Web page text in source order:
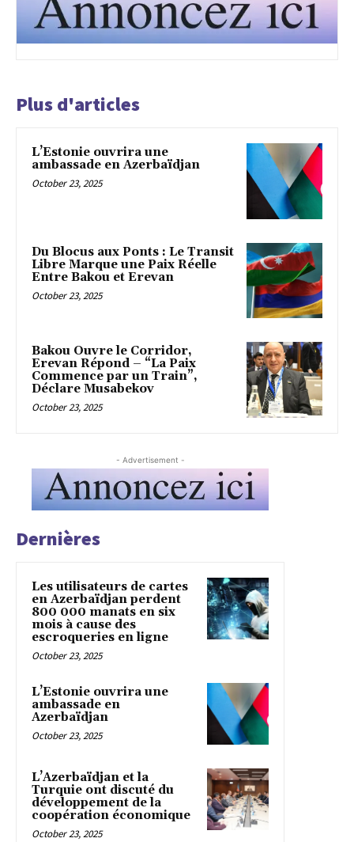
Plus d'articles
L’Estonie ouvrira une
ambassade en Azerbaïdjan
October 23, 2025
Du Blocus aux Ponts : Le Transit
Libre Marque une Paix Réelle
Entre Bakou et Erevan
October 23, 2025
Bakou Ouvre le Corridor,
Erevan Répond – “La Paix
Commence par un Train”,
Déclare Musabekov
October 23, 2025
- Advertisement -
Dernières
Les utilisateurs de cartes
en Azerbaïdjan perdent
800 000 manats en six
mois à cause des
escroqueries en ligne
October 23, 2025
L’Estonie ouvrira une
ambassade en
Azerbaïdjan
October 23, 2025
L’Azerbaïdjan et la
Turquie ont discuté du
développement de la
coopération économique
October 23, 2025